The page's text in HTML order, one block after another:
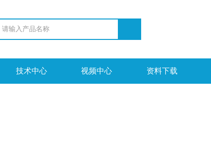
技术中心 视频中心 资料下载